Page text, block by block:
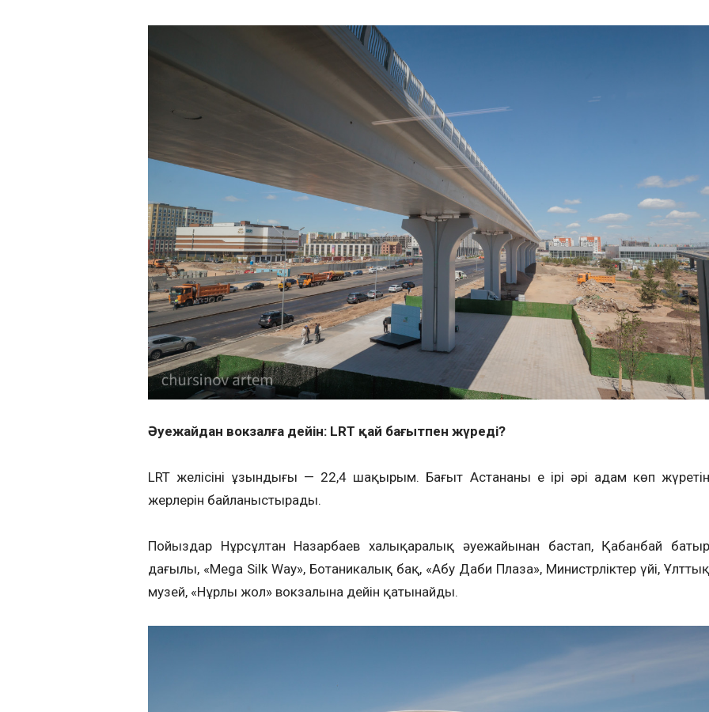
Әуежайдан вокзалға дейін: LRT қай бағытпен жүреді?
LRT желісінің ұзындығы — 22,4 шақырым. Бағыт Астананың ең ірі әрі адам көп жүретін
жерлерін байланыстырады.
Пойыздар Нұрсұлтан Назарбаев халықаралық әуежайынан бастап, Қабанбай батыр
даңғылы, «Mega Silk Way», Ботаникалық бақ, «Абу Даби Плаза», Министрліктер үйі, Ұлттық
музей, «Нұрлы жол» вокзалына дейін қатынайды.